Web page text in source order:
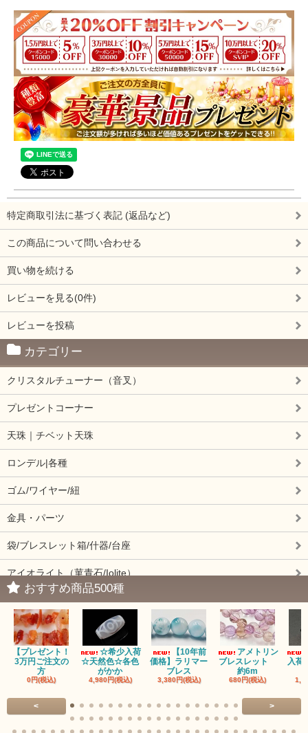
特定商取引法に基づく表記 (返品など)
この商品について問い合わせる
買い物を続ける
レビューを見る(0件)
レビューを投稿
カテゴリー
クリスタルチューナー（音叉）
プレゼントコーナー
天珠｜チベット天珠
ロンデル|各種
ゴム/ワイヤー/紐
金具・パーツ
袋/ブレスレット箱/什器/台座
アイオライト（菫青石/Iolite）
アイドクレーズ（Idocrase）（別名ベスビアナイト）
アクアマリン（藍玉/藍柱石/Aquamarine）
アクチノライトインクォーツ（Actinolite/緑閃石）
赤瑪瑙（レッドアゲート/カーネリアン）
アゲート（瑪瑙/Agate）各種
おすすめ商品500種
【プレゼント！
3万円ご注文の
方
0円(税込)
☆希少入荷
☆天然色☆各色
がかか
4,980円(税込)
【10年前
価格】ラリマー
ブレス
3,380円(税込)
アメトリン
ブレスレット
約6m
680円(税込)
入荷
< >